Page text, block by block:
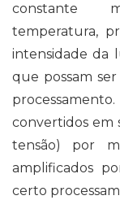
constante
temperatura,
intensidade da
que possam
convertidos em
tensão) por
amplificados
certo